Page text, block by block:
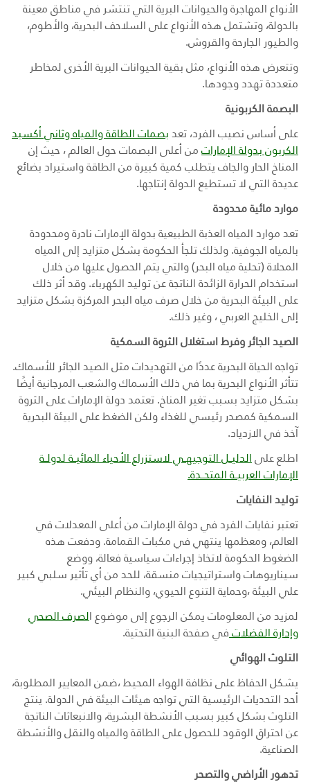
الأنواع المهاجرة والحيوانات البرية التي تنتشر في مناطق معينة
بالدولة، وتشتمل هذه الأنواع على السلاحف البحرية، والأطوم،
والطيور الجارحة والقروش.
وتتعرض هذه الأنواع، مثل بقية الحيوانات البرية الأخرى لمخاطر
متعددة تهدد وجودها.
البصمة الكربونية
على أساس نصيب الفرد، تعد بصمات الطاقة والمياه وثاني أكسيد
الكربون بدولة الإمارات من أعلى البصمات حول العالم ، حيث إن
المناخ الحار والجاف يتطلب كمية كبيرة من الطاقة واستيراد بضائع
عديدة التي لا تستطيع الدولة إنتاجها.
موارد مائية محدودة
تعد موارد المياه العذبة الطبيعية بدولة الإمارات نادرة ومحدودة
بالمياه الجوفية. ولذلك تلجأ الحكومة بشكل متزايد إلى المياه
المحلاة (تحلية مياه البحر) والتي يتم الحصول عليها من خلال
استخدام الحرارة الزائدة الناتجة عن توليد الكهرباء. وقد أثر ذلك
على البيئة البحرية من خلال صرف مياه البحر المركزة بشكل متزايد
إلى الخليج العربي ، وغير ذلك.
الصيد الجائر وفرط استغلال الثروة السمكية
تواجه الحياة البحرية عددًا من التهديدات مثل الصيد الجائر للأسماك.
تتأثر الأنواع البحرية بما في ذلك الأسماك والشعب المرجانية أيضًا
بشكل متزايد بسبب تغير المناخ. تعتمد دولة الإمارات على الثروة
السمكية كمصدر رئيسي للغذاء ولكن الضغط على البيئة البحرية
آخذ في الازدياد.
اطلع على الدليــل التوجيهــي لاستزراع الأحياء المائيــة لدولــة
الإمارات العربيــة المتحــدة.
توليد النفايات
تعتبر نفايات الفرد في دولة الإمارات من أعلى المعدلات في
العالم، ومعظمها ينتهي في مكبات القمامة. ودفعت هذه
الضغوط الحكومة لاتخاذ إجراءات سياسية فعالة، ووضع
سيناريوهات واستراتيجيات منسقة، للحد من أي تأثير سلبي كبير
علي البيئة ،وحماية التنوع الحيوي، والنظام البيئي.
لمزيد من المعلومات يمكن الرجوع إلى موضوع الصرف الصحي
وإدارة الفضلات في صفحة البنية التحتية.
التلوث الهوائي
يشكل الحفاظ على نظافة الهواء المحيط ،ضمن المعايير المطلوبة،
أحد التحديات الرئيسية التي تواجه هيئات البيئة في الدولة. ينتج
التلوث بشكل كبير بسبب الأنشطة البشرية، والانبعاثات الناتجة
عن احتراق الوقود للحصول على الطاقة والمياه والنقل والأنشطة
الصناعية.
تدهور الأراضي والتصحر